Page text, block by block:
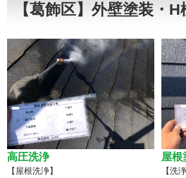
【葛飾区】外壁塗装・
高圧洗浄
【屋根洗浄】
屋
【洗